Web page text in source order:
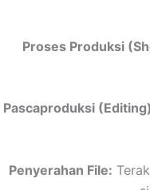
Proses Produksi
Pascaproduksi
Penyerahan File: